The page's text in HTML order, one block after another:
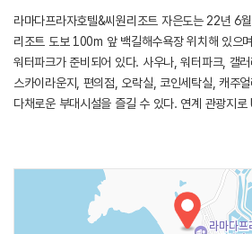
라마다프라자호텔&씨원리조트 자은도는 22년 6
리조트 도보 100m 앞 백길해수욕장 위치해 있으
워터파크가 준비되어 있다. 사우나, 워터파크, 갤러
스카이라운지, 편의점, 오락실, 코인세탁실, 캐주
다채로운 부대시설을 즐길 수 있다. 연계 관광지로
마리나 요트관광, 아름다운 해송숲이 어우러진 수